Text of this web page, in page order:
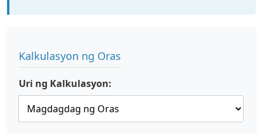
Kalkulasyon ng Oras
Uri ng Kalkulasyon: